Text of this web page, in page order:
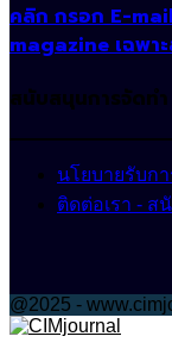
คลิก กรอก E-
magazine เฉพา
สนับสนุนการจัดท
นโยบายรับก
ติดต่อเรา - ส
@2025 -